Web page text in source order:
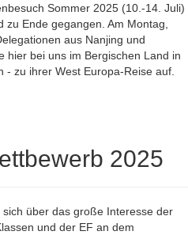
Sommer 2025 (10.-14. Juli)
Ende gegangen. Am Montag,
aus Nanjing und
hier bei uns im Bergischen Land in
zu ihrer West Europa-Reise auf.
2025
über das große Interesse der
und der EF an dem